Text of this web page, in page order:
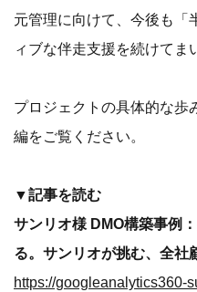
元管理に向けて、今後も「
ィブな伴走支援を続けてま
プロジェクトの具体的な歩
編をご覧ください。
▼記事を読む
サンリオ様 DMO構築事例
る。サンリオが挑む、全社